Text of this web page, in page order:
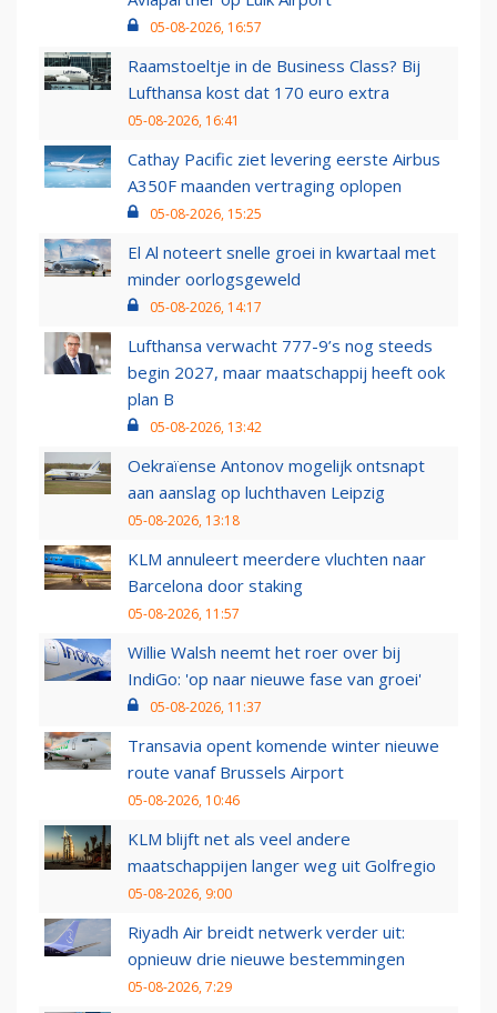
05-08-2026, 16:57
Raamstoeltje in de Business Class? Bij
Lufthansa kost dat 170 euro extra
05-08-2026, 16:41
Cathay Pacific ziet levering eerste Airbus
A350F maanden vertraging oplopen
05-08-2026, 15:25
El Al noteert snelle groei in kwartaal met
minder oorlogsgeweld
05-08-2026, 14:17
Lufthansa verwacht 777-9’s nog steeds
begin 2027, maar maatschappij heeft ook
plan B
05-08-2026, 13:42
Oekraïense Antonov mogelijk ontsnapt
aan aanslag op luchthaven Leipzig
05-08-2026, 13:18
KLM annuleert meerdere vluchten naar
Barcelona door staking
05-08-2026, 11:57
Willie Walsh neemt het roer over bij
IndiGo: 'op naar nieuwe fase van groei'
05-08-2026, 11:37
Transavia opent komende winter nieuwe
route vanaf Brussels Airport
05-08-2026, 10:46
KLM blijft net als veel andere
maatschappijen langer weg uit Golfregio
05-08-2026, 9:00
Riyadh Air breidt netwerk verder uit:
opnieuw drie nieuwe bestemmingen
05-08-2026, 7:29